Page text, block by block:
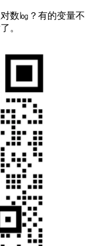
数㏒？有的变量不
。